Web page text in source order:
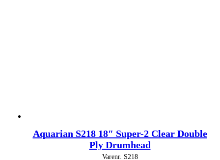
Aquarian S218 18″ Super-2 Clear Double
Ply Drumhead
Varenr. S218